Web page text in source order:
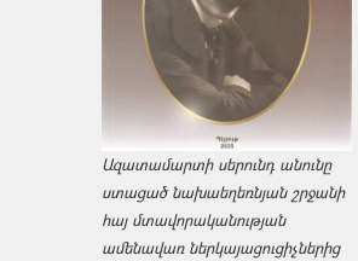
Ազատամարտի սերունդ անունը
ստացած նախաեղեռնյան շրջանի
հայ մտավորականության
ամենավառ ներկայացուցիչներից